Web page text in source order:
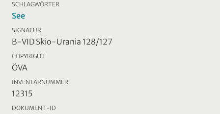
SCHLAGWÖRTER
See
SIGNATUR
B-VID Skio-Urania 128/127
COPYRIGHT
ÖVA
INVENTARNUMMER
12315
DOKUMENT-ID